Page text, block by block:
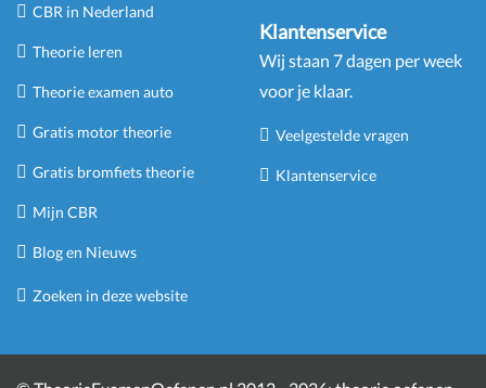
CBR in Nederland
Theorie leren
Theorie examen auto
Gratis motor theorie
Gratis bromfiets theorie
Mijn CBR
Blog en Nieuws
Zoeken in deze website
Klantenservice
Wij staan 7 dagen per week
voor je klaar.
Veelgestelde vragen
Klantenservice